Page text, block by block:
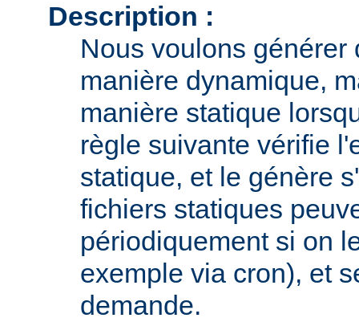
Description :
Nous voulons générer
manière dynamique,
manière statique
règle suivante vérifie
statique, et le génère
fichiers statiques
périodiquement si on
exemple via cron), et
demande.